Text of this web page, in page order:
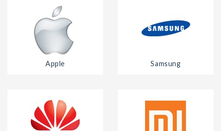
Apple Samsung